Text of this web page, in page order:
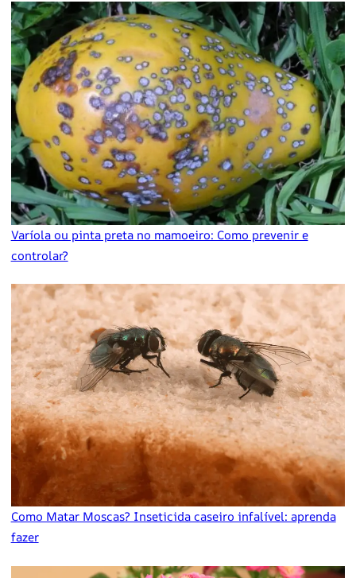
Varíola ou pinta preta no mamoeiro: Como prevenir e
controlar?
Como Matar Moscas? Inseticida caseiro infalível: aprenda
fazer